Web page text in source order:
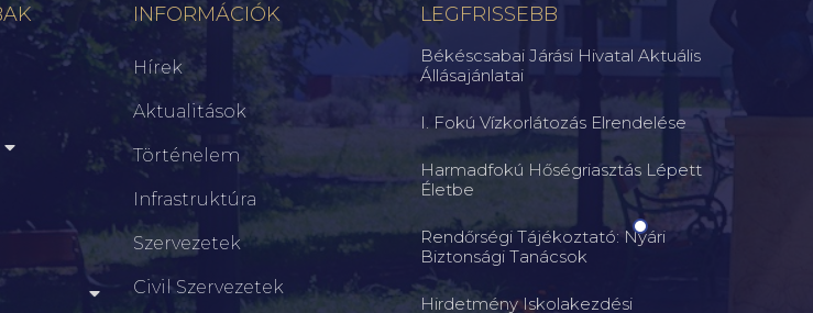
INFORMÁCIÓK
Hírek
Aktualitások
Történelem
Infrastruktúra
Szervezetek
Civil Szervezetek
LEGFRISSEBB
Békéscsabai Járási Hivatal Aktuális
Állásajánlatai
I. Fokú Vízkorlátozás Elrendelése
Harmadfokú Hőségriasztás Lépett
Életbe
Rendőrségi Tájékoztató: Nyári
Biztonsági Tanácsok
Hirdetmény Iskolakezdési